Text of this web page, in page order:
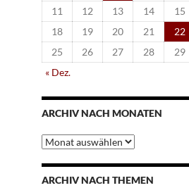
11
12 13 14 15
18
19 20 21 22
25
26 27 28 29
« Dez.
ARCHIV NACH MONATEN
Archiv
nach
Monaten
ARCHIV NACH THEMEN